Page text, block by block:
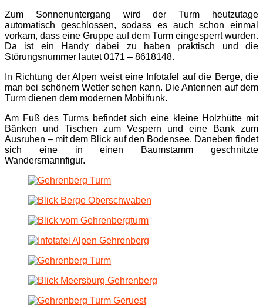
Zum Sonnenuntergang wird der Turm heutzutage
automatisch geschlossen, sodass es auch schon einmal
vorkam, dass eine Gruppe auf dem Turm eingesperrt wurden.
Da ist ein Handy dabei zu haben praktisch und die
Störungsnummer lautet 0171 – 8618148.
In Richtung der Alpen weist eine Infotafel auf die Berge, die
man bei schönem Wetter sehen kann. Die Antennen auf dem
Turm dienen dem modernen Mobilfunk.
Am Fuß des Turms befindet sich eine kleine Holzhütte mit
Bänken und Tischen zum Vespern und eine Bank zum
Ausruhen – mit dem Blick auf den Bodensee. Daneben findet
sich eine in einen Baumstamm geschnitzte
Wandersmannfigur.